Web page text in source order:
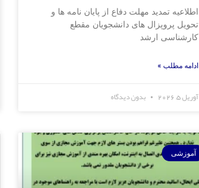
اطلاعیه تمدید مهلت دفاع از پایان نامه ها و
تحویل پروپزال های دانشجویان مقطع
کارشناسی ارشد
ادامه مطلب »
آوریل 5, 2026 بدون دیدگاه
آموزشی